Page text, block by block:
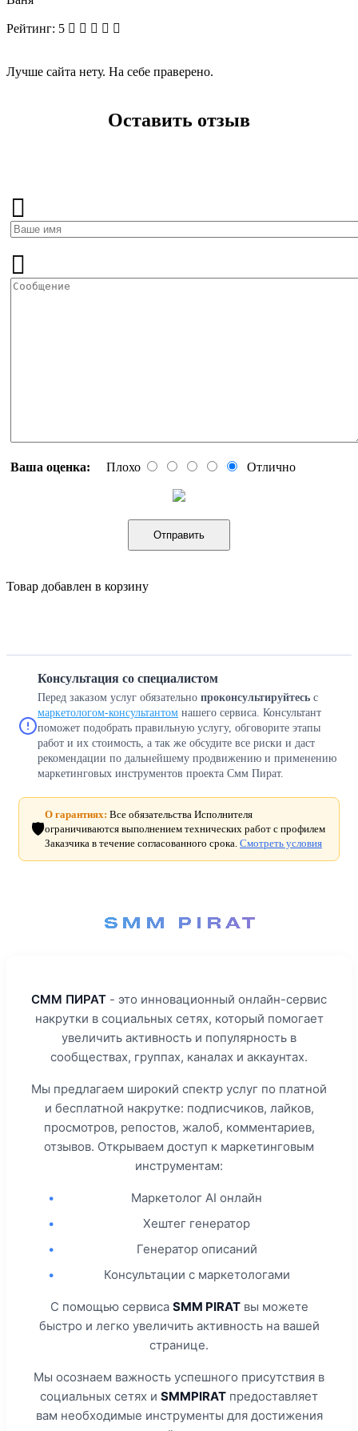
Рейтинг: 5
Лучше сайта нету. На себе праверено.
Оставить отзыв
Ваша оценка: Плохо Отлично
Отправить
Товар добавлен в корзину
Консультация со специалистом
Перед заказом услуг обязательно проконсультируйтесь с
маркетологом-консультантом нашего сервиса. Консультант
поможет подобрать правильную услугу, обговорите этапы
работ и их стоимость, а так же обсудите все риски и даст
рекомендации по дальнейшему продвижению и применению
маркетинговых инструментов проекта Смм Пират.
🛡️
О гарантиях: Все обязательства Исполнителя
ограничиваются выполнением технических работ с профилем
Заказчика в течение согласованного срока. Смотреть условия
СММ ПИРАТ - это инновационный онлайн-сервис
накрутки в социальных сетях, который помогает
увеличить активность и популярность в
сообществах, группах, каналах и аккаунтах.
Мы предлагаем широкий спектр услуг по платной
и бесплатной накрутке: подписчиков, лайков,
просмотров, репостов, жалоб, комментариев,
отзывов. Открываем доступ к маркетинговым
инструментам:
•
Маркетолог AI онлайн
•
Хештег генератор
•
Генератор описаний
•
Консультации с маркетологами
С помощью сервиса SMM PIRATвы можете
быстро и легко увеличить активность на вашей
странице.
Мы осознаем важность успешного присутствия в
социальных сетях и SMMPIRAT предоставляет
вам необходимые инструменты для достижения